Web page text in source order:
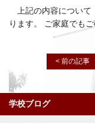
上記の内容につい
ります。 ご家庭でもご
< 前の記事
学校ブログ